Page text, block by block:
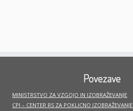
Povezave
MINISTRSTVO ZA VZGOJO IN IZOBRAŽEVANJE
CPI – CENTER RS ZA POKLICNO IZOBRAŽEVANJE